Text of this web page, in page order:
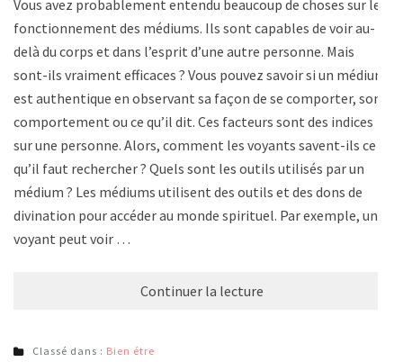
Vous avez probablement entendu beaucoup de choses sur le
fonctionnement des médiums. Ils sont capables de voir au-
delà du corps et dans l’esprit d’une autre personne. Mais
sont-ils vraiment efficaces ? Vous pouvez savoir si un médium
est authentique en observant sa façon de se comporter, son
comportement ou ce qu’il dit. Ces facteurs sont des indices
sur une personne. Alors, comment les voyants savent-ils ce
qu’il faut rechercher ? Quels sont les outils utilisés par un
médium ? Les médiums utilisent des outils et des dons de
divination pour accéder au monde spirituel. Par exemple, un
voyant peut voir …
Continuer la lecture
Classé dans : Bien étre